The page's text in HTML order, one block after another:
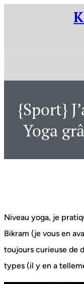
h
{Sport}
Yoga
Niveau yoga, je
Bikram (je vous en
toujours curieuse de
types (il y en a